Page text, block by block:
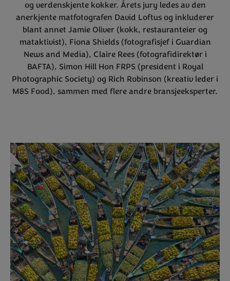
og verdenskjente kokker. Årets jury ledes av den
anerkjente matfotografen David Loftus og inkluderer
blant annet Jamie Oliver (kokk, restauranteier og
mataktivist), Fiona Shields (fotografisjef i Guardian
News and Media), Claire Rees (fotografidirektør i
BAFTA), Simon Hill Hon FRPS (president i Royal
Photographic Society) og Rich Robinson (kreativ leder i
M&S Food), sammen med flere andre bransjeeksperter.